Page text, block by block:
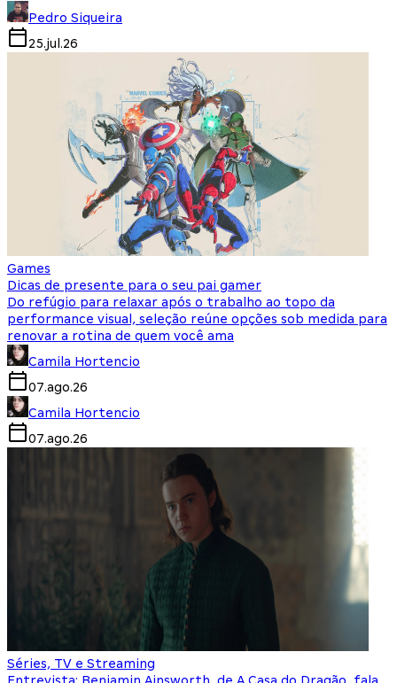
Pedro Siqueira
25.jul.26
Games
Dicas de presente para o seu pai gamer
Do refúgio para relaxar após o trabalho ao topo da
performance visual, seleção reúne opções sob medida para
renovar a rotina de quem você ama
Camila Hortencio
07.ago.26
Camila Hortencio
07.ago.26
Séries, TV e Streaming